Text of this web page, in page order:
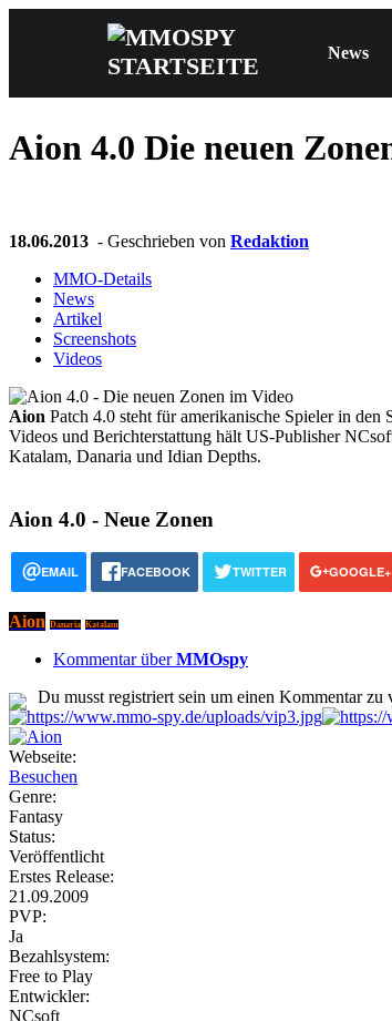
News
Aion 4.0 Die neuen
18.06.2013 - Geschrieben von Redaktion
MMO-Details
News
Artikel
Screenshots
Videos
Aion Patch 4.0 steht für amerikanische Spieler in
Videos und Berichterstattung hält US-Publisher
Katalam, Danaria und Idian Depths.
Aion 4.0 - Neue Zonen
EMAIL FACEBOOK TWITTER GOOGLE+
Aion Danaria Katalam
Kommentar überMMOspy
Du musst registriert sein um einen Kommentar zu
Webseite:
Besuchen
Genre:
Fantasy
Status:
Veröffentlicht
Erstes Release:
21.09.2009
PVP:
Ja
Bezahlsystem:
Free to Play
Entwickler:
NCsoft